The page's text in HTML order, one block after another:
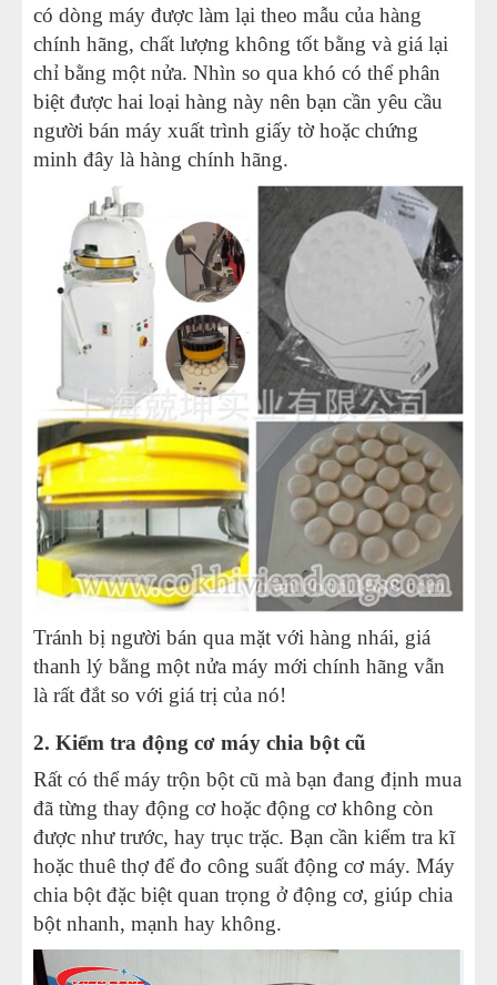
có dòng máy được làm lại theo mẫu của hàng
chính hãng, chất lượng không tốt bằng và giá lại
chỉ bằng một nửa. Nhìn so qua khó có thể phân
biệt được hai loại hàng này nên bạn cần yêu cầu
người bán máy xuất trình giấy tờ hoặc chứng
minh đây là hàng chính hãng.
Tránh bị người bán qua mặt với hàng nhái, giá
thanh lý bằng một nửa máy mới chính hãng vẫn
là rất đắt so với giá trị của nó!
2. Kiểm tra động cơ máy chia bột cũ
Rất có thể máy trộn bột cũ mà bạn đang định mua
đã từng thay động cơ hoặc động cơ không còn
được như trước, hay trục trặc. Bạn cần kiểm tra kĩ
hoặc thuê thợ để đo công suất động cơ máy. Máy
chia bột đặc biệt quan trọng ở động cơ, giúp chia
bột nhanh, mạnh hay không.